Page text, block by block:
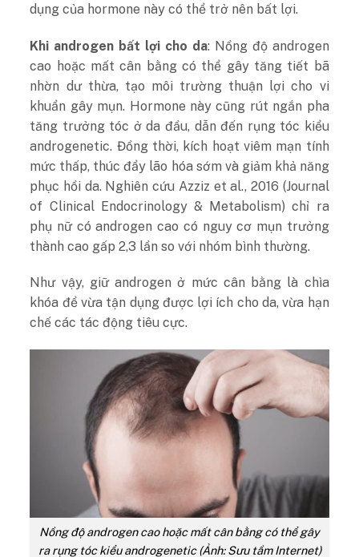
dụng của hormone này có thể trở nên bất lợi.
Khi androgen bất lợi cho da: Nồng độ androgen
cao hoặc mất cân bằng có thể gây tăng tiết bã
nhờn dư thừa, tạo môi trường thuận lợi cho vi
khuẩn gây mụn. Hormone này cũng rút ngắn pha
tăng trưởng tóc ở da đầu, dẫn đến rụng tóc kiểu
androgenetic. Đồng thời, kích hoạt viêm mạn tính
mức thấp, thúc đẩy lão hóa sớm và giảm khả năng
phục hồi da. Nghiên cứu Azziz et al., 2016 (Journal
of Clinical Endocrinology & Metabolism) chỉ ra
phụ nữ có androgen cao có nguy cơ mụn trưởng
thành cao gấp 2,3 lần so với nhóm bình thường.
Như vậy, giữ androgen ở mức cân bằng là chìa
khóa để vừa tận dụng được lợi ích cho da, vừa hạn
chế các tác động tiêu cực.
Nồng độ androgen cao hoặc mất cân bằng có thể gây
ra rụng tóc kiểu androgenetic (Ảnh: Sưu tầm Internet)